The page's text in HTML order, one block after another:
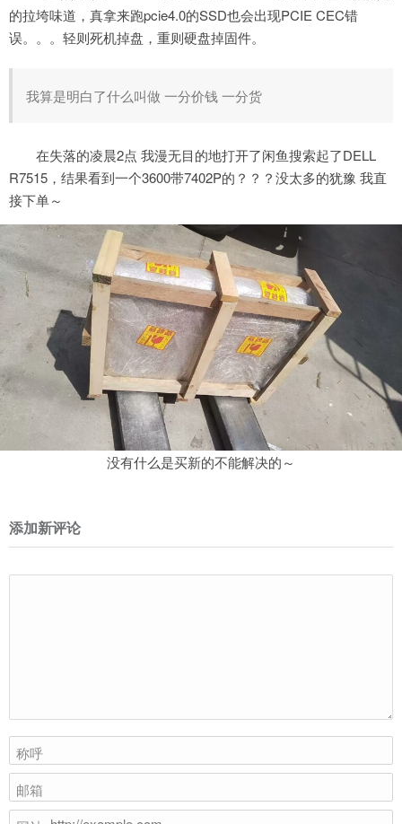
的拉垮味道，真拿来跑pcie4.0的SSD也会出现PCIE CEC错
误。。。轻则死机掉盘，重则硬盘掉固件。
我算是明白了什么叫做 一分价钱 一分货
在失落的凌晨2点 我漫无目的地打开了闲鱼搜索起了DELL
R7515，结果看到一个3600带7402P的？？？没太多的犹豫 我直
接下单～
没有什么是买新的不能解决的～
添加新评论
称呼
邮箱